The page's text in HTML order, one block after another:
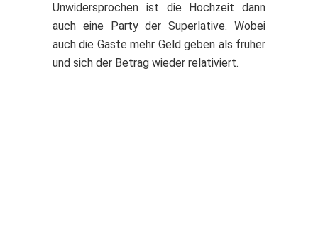
Unwidersprochen ist die Hochzeit dann
auch eine Party der Superlative. Wobei
auch die Gäste mehr Geld geben als früher
und sich der Betrag wieder relativiert.